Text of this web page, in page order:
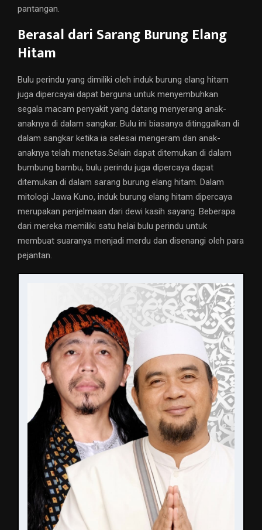
pantangan.
Berasal dari Sarang Burung Elang
Hitam
Bulu perindu yang dimiliki oleh induk burung elang hitam
juga dipercayai dapat berguna untuk menyembuhkan
segala macam penyakit yang datang menyerang anak-
anaknya di dalam sangkar. Bulu ini biasanya ditinggalkan di
dalam sangkar ketika ia selesai mengeram dan anak-
anaknya telah menetas.Selain dapat ditemukan di dalam
bumbung bambu, bulu perindu juga dipercaya dapat
ditemukan di dalam sarang burung elang hitam. Dalam
mitologi Jawa Kuno, induk burung elang hitam dipercaya
merupakan penjelmaan dari dewi kasih sayang. Beberapa
dari mereka memiliki satu helai bulu perindu untuk
membuat suaranya menjadi merdu dan disenangi oleh para
pejantan.